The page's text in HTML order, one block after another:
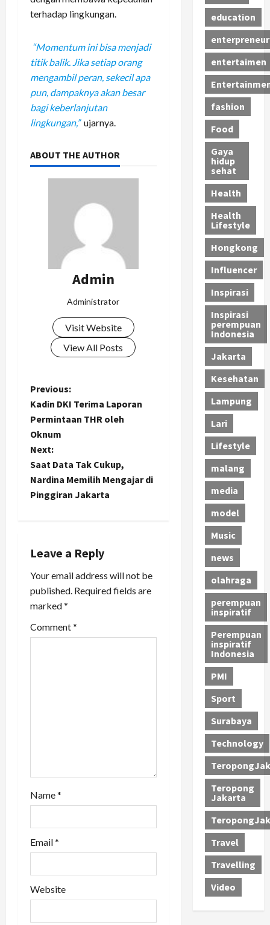
terhadap lingkungan.
“Momentum ini bisa menjadi
titik balik. Jika setiap orang
mengambil peran, sekecil apa
pun, dampaknya akan besar
bagi keberlanjutan
lingkungan,” ujarnya.
ABOUT THE AUTHOR
Admin
Administrator
Visit Website
View All Posts
P
o
s
t
n
v
i
g
a
Previous:
Kadin DKI Terima Laporan
Permintaan THR oleh
Oknum
Next:
Saat Data Tak Cukup,
Nardina Memilih Mengajar di
Pinggiran Jakarta
Leave a Reply
Your email address will not be
published. Required fields are
marked*
Comment*
Name*
Email*
Website
education
enterpreneur
entertaimen
fashion
Food
Gaya
hidup
sehat
Health
Health
Lifestyle
Hongkong
Influencer
Inspirasi
Inspirasi
perempuan
Indonesia
Jakarta
Kesehatan
Lampung
Lari
Lifestyle
malang
media
model
Music
news
olahraga
perempuan
inspiratif
Perempuan
inspiratif
Indonesia
PMI
Sport
Surabaya
Technology
Teropong
Jakarta
Travel
Travelling
Video